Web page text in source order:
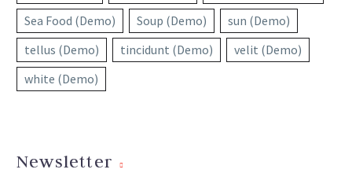
Sea Food (Demo)
Soup (Demo)
sun (Demo)
tellus (Demo)
tincidunt (Demo)
velit (Demo)
white (Demo)
Newsletter